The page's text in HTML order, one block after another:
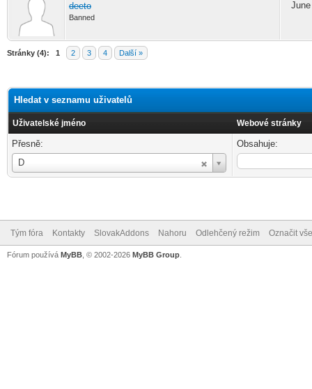
deeto
Banned
Stránky (4): 1 2 3 4 Další »
Hledat v seznamu uživatelů
Uživatelské jméno Webové stránky
Přesně:
D
Uživatelské
jméno
Obsahuje:
Tým fóra Kontakty SlovakAddons Nahoru Odlehčený režim Označit
Fórum používá MyBB , © 2002-2026 MyBB Group